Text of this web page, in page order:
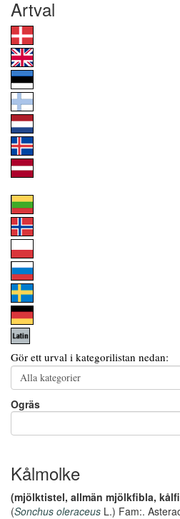
Artval
Gör ett urval i kategorilistan nedan:
Ogräs
Kålmolke
(mjölktistel, allmän mjölkfibla,
(Sonchus oleraceus L.) Fam:.